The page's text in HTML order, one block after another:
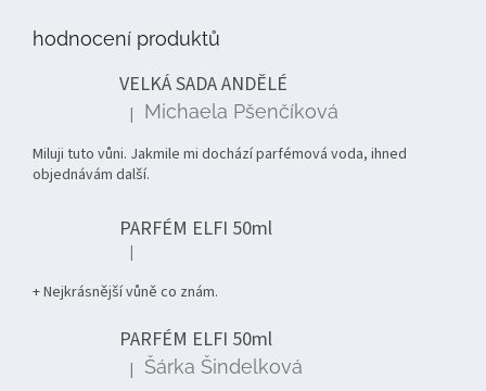
hodnocení produktů
VELKÁ SADA ANDĚLÉ
Hodnocení produktu je 5 z 5 hvězdiček.
| Michaela Pšenčíková
Miluji tuto vůni. Jakmile mi dochází parfémová voda, ihned
objednávám další.
PARFÉM ELFI 50ml
Hodnocení produktu je 5 z 5 hvězdiček.
|
+ Nejkrásnější vůně co znám.
PARFÉM ELFI 50ml
Hodnocení produktu je 5 z 5 hvězdiček.
| Šárka Šindelková